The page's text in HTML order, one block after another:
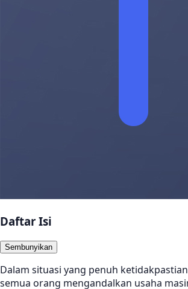
Daftar Isi
Sembunyikan
Dalam situasi yang penuh
semua orang mengandalkan usaha